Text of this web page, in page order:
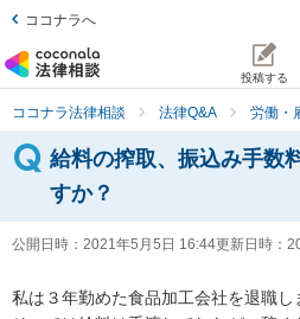
ココナラへ
投稿する
ココナラ法律相談 法律Q&A 労働・
給料の搾取、振込み手数
すか？
公開日時： 2021年5月5日 16:44更新日時：
私は３年勤めた食品加工会社を退職し